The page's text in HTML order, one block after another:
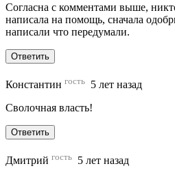
Согласна с комментами выше,
написала на помощь, сначала
написали что передумали.
Ответить
Константин гость 5 лет назад
Сволочная власть!
Ответить
Дмитрий гость 5 лет назад